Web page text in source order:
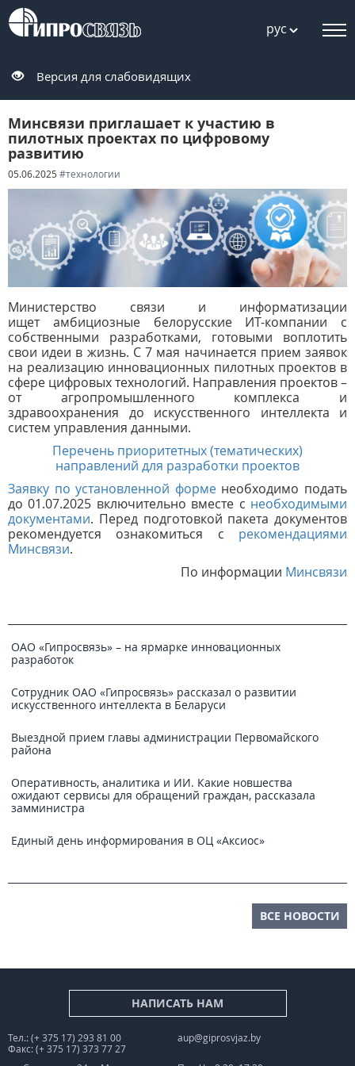
рус
Версия для слабовидящих
Минсвязи приглашает к участию в
пилотных проектах по цифровому
развитию
05.06.2025 #технологии
Министерство связи и информатизации
ищет амбициозные белорусские ИТ-компании с
собственными разработками, готовыми воплотить
свои идеи в жизнь. С 7 мая начинается прием заявок
на реализацию инновационных пилотных проектов в
сфере цифровых технологий. Направления проектов –
от агропромышленного комплекса и
здравоохранения до искусственного интеллекта и
систем управления данными.
Перечень приоритетных (тематических)
направлений для разработки проектов
Заявку по установленной форменеобходимо подать
до 01.07.2025 включительно вместе с необходимыми
документами. Перед подготовкой пакета документов
рекомендуется ознакомиться с рекомендациями
Минсвязи.
По информации Минсвязи
ОАО «Гипросвязь» – на ярмарке инновационных
разработок
Сотрудник ОАО «Гипросвязь» рассказал о развитии
искусственного интеллекта в Беларуси
Выездной прием главы администрации Первомайского
района
Оперативность, аналитика и ИИ. Какие новшества
ожидают сервисы для обращений граждан, рассказала
замминистра
Единый день информирования в ОЦ «Аксиос»
ВСЕ НОВОСТИ
НАПИСАТЬ НАМ
Тел.: (+ 375 17) 293 81 00
Факс: (+ 375 17) 373 77 27
aup@giprosvjaz.by